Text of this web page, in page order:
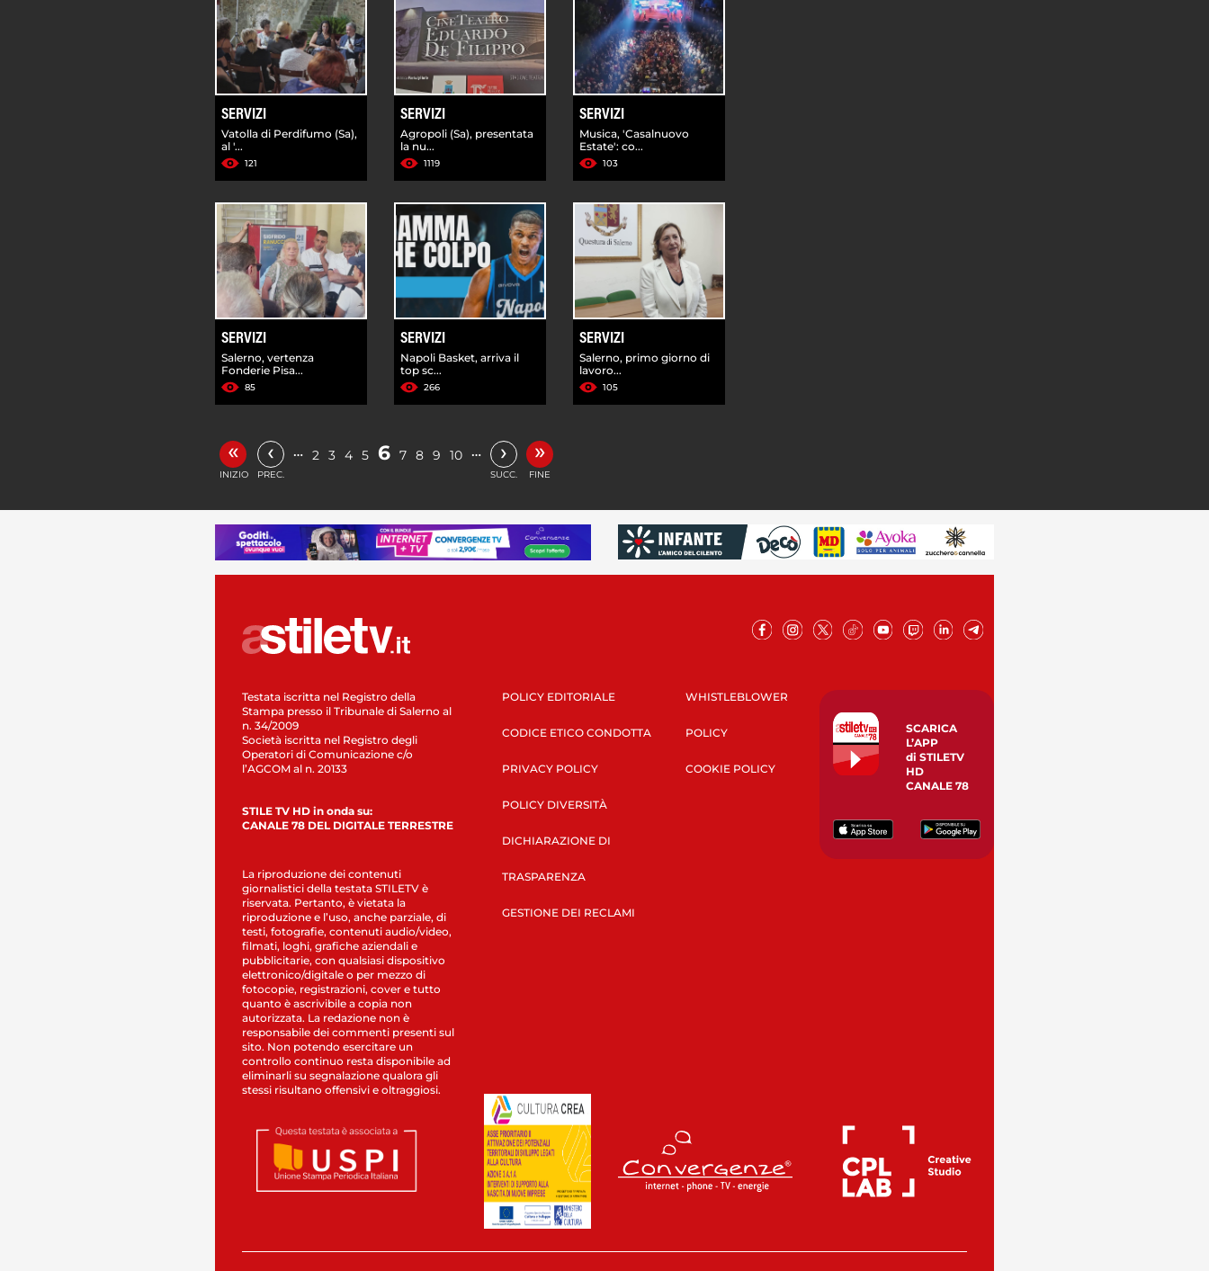
SERVIZI
Vatolla di Perdifumo (Sa),
al '...
121
SERVIZI
Agropoli (Sa), presentata
la nu...
1119
SERVIZI
Musica, 'Casalnuovo
Estate': co...
103
SERVIZI
Salerno, vertenza
Fonderie Pisa...
85
SERVIZI
Napoli Basket, arriva il
top sc...
266
SERVIZI
Salerno, primo giorno di
lavoro...
105
«
INIZIO
‹
PREC.
… 2 3 4 5 6 7 8 9 10 … ›
SUCC.
»
FINE
Testata iscritta nel Registro della
Stampa presso il Tribunale di Salerno al
n. 34/2009
Società iscritta nel Registro degli
Operatori di Comunicazione c/o
l’AGCOM al n. 20133
STILE TV HD in onda su:
CANALE 78 DEL DIGITALE TERRESTRE
La riproduzione dei contenuti
giornalistici della testata STILETV è
riservata. Pertanto, è vietata la
riproduzione e l’uso, anche parziale, di
testi, fotografie, contenuti audio/video,
filmati, loghi, grafiche aziendali e
pubblicitarie, con qualsiasi dispositivo
elettronico/digitale o per mezzo di
fotocopie, registrazioni, cover e tutto
quanto è ascrivibile a copia non
autorizzata. La redazione non è
responsabile dei commenti presenti sul
sito. Non potendo esercitare un
controllo continuo resta disponibile ad
eliminarli su segnalazione qualora gli
stessi risultano offensivi e oltraggiosi.
POLICY EDITORIALE
CODICE ETICO CONDOTTA
PRIVACY POLICY
POLICY DIVERSITÀ
DICHIARAZIONE DI
TRASPARENZA
GESTIONE DEI RECLAMI
WHISTLEBLOWER
POLICY
COOKIE POLICY
SCARICA
L’APP
di STILETV
HD
CANALE 78